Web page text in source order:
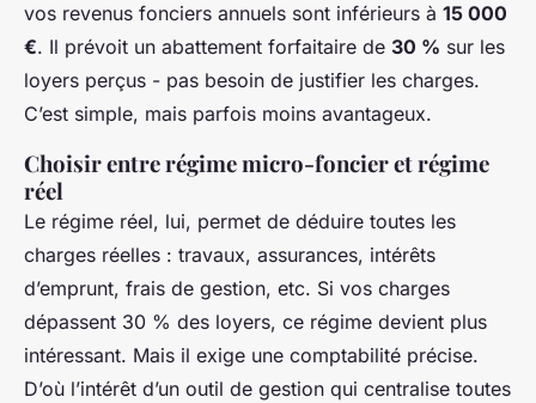
vos revenus fonciers annuels sont inférieurs à 15 000
€. Il prévoit un abattement forfaitaire de 30 % sur les
loyers perçus - pas besoin de justifier les charges.
C’est simple, mais parfois moins avantageux.
Choisir entre régime micro-foncier et régime
réel
Le régime réel, lui, permet de déduire toutes les
charges réelles : travaux, assurances, intérêts
d’emprunt, frais de gestion, etc. Si vos charges
dépassent 30 % des loyers, ce régime devient plus
intéressant. Mais il exige une comptabilité précise.
D’où l’intérêt d’un outil de gestion qui centralise toutes